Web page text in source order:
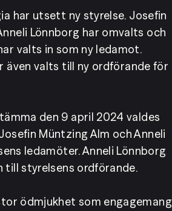
har utsett ny styrelse. Josefin
Lönnborg har omvalts och
valts in som ny ledamot.
även valts till ny ordförande för
den 9 april 2024 valdes
Müntzing Alm och Anneli
ledamöter. Anneli Lönnborg
till styrelsens ordförande.
ödmjukhet som engagemang